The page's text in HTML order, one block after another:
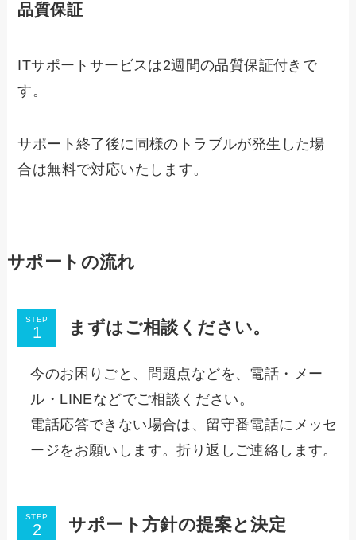
品質保証
ITサポートサービスは2週間の品質保証付きで
す。
サポート終了後に同様のトラブルが発生した場
合は無料で対応いたします。
サポートの流れ
STEP まずはご相談ください。
今のお困りごと、問題点などを、電話・メー
ル・LINEなどでご相談ください。
電話応答できない場合は、留守番電話にメッセ
ージをお願いします。折り返しご連絡します。
STEP サポート方針の提案と決定